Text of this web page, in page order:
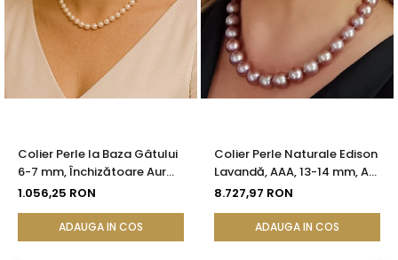
Colier Perle la Baza Gâtului
6-7 mm, Închizătoare Aur
14K | KASKADDA®
1.056,25 RON
ADAUGA IN COS
Colier Perle Naturale Edison
Lavandă, AAA, 13-14 mm, Aur
Alb 14K | KASKADDA®
8.727,97 RON
ADAUGA IN COS